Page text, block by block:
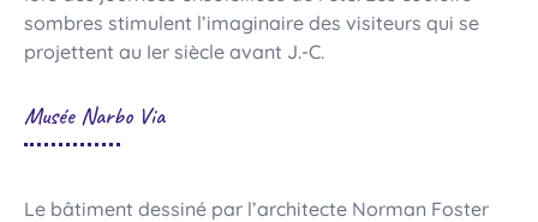
sombres stimulent l’imaginaire des visiteurs qui se
projettent au Ier siècle avant J.-C.
Musée Narbo Via
Le bâtiment dessiné par l’architecte Norman Foster